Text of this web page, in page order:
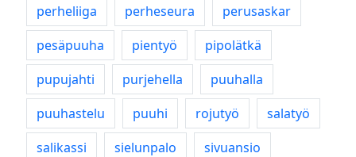
perheliiga
perheseura
perusaskar
pesäpuuha
pientyö
pipolätkä
pupujahti
purjehella
puuhalla
puuhastelu
puuhi rojutyö
salatyö
salikassi
sielunpalo
sivuansio